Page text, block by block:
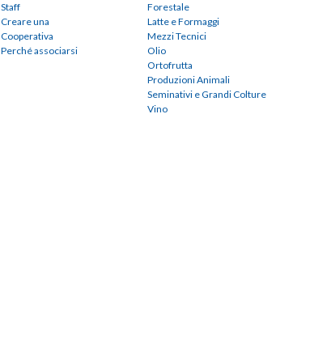
Staff
Creare una
Cooperativa
Perché associarsi
Forestale
Latte e Formaggi
Mezzi Tecnici
Olio
Ortofrutta
Produzioni Animali
Seminativi e Grandi Colture
Vino